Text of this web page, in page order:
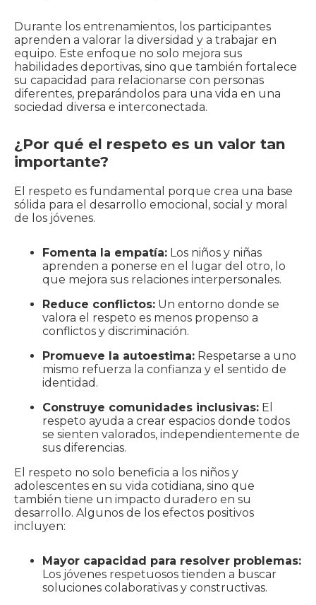
Durante los entrenamientos, los participantes
aprenden a valorar la diversidad y a trabajar en
equipo. Este enfoque no solo mejora sus
habilidades deportivas, sino que también fortalece
su capacidad para relacionarse con personas
diferentes, preparándolos para una vida en una
sociedad diversa e interconectada.
¿Por qué el respeto es un valor tan
importante?
El respeto es fundamental porque crea una base
sólida para el desarrollo emocional, social y moral
de los jóvenes.
Fomenta la empatía: Los niños y niñas
aprenden a ponerse en el lugar del otro, lo
que mejora sus relaciones interpersonales.
Reduce conflictos: Un entorno donde se
valora el respeto es menos propenso a
conflictos y discriminación.
Promueve la autoestima: Respetarse a uno
mismo refuerza la confianza y el sentido de
identidad.
Construye comunidades inclusivas: El
respeto ayuda a crear espacios donde todos
se sienten valorados, independientemente de
sus diferencias.
El respeto no solo beneficia a los niños y
adolescentes en su vida cotidiana, sino que
también tiene un impacto duradero en su
desarrollo. Algunos de los efectos positivos
incluyen:
Mayor capacidad para resolver problemas:
Los jóvenes respetuosos tienden a buscar
soluciones colaborativas y constructivas.